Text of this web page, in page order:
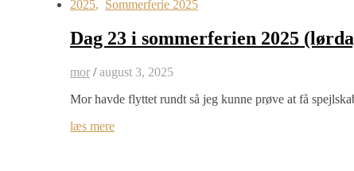
2025, Sommerferie 2025
Dag 23 i sommerferien 2025
mor / august 3, 2025
Mor havde flyttet rundt så jeg kunne prøve at få
læs mere